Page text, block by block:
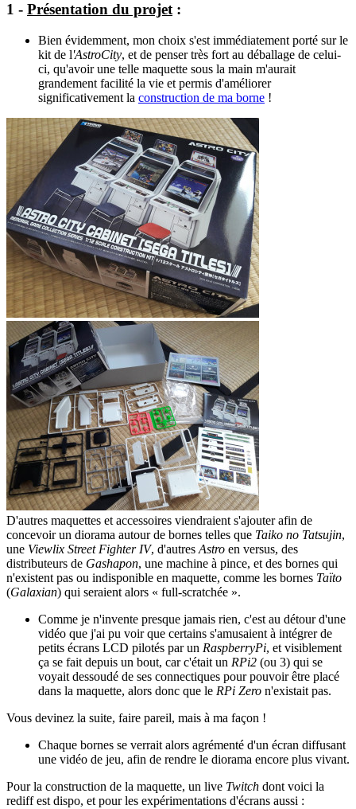
1 - Présentation du projet:
Bien évidemment, mon choix s'est immédiatement porté sur le
kit de l'AstroCity, et de penser très fort au déballage de celui-
ci, qu'avoir une telle maquette sous la main m'aurait
grandement facilité la vie et permis d'améliorer
significativement la construction de ma borne !
D'autres maquettes et accessoires viendraient s'ajouter afin de
concevoir un diorama autour de bornes telles que Taiko no Tatsujin,
une Viewlix Street Fighter IV, d'autres Astro en versus, des
distributeurs de Gashapon, une machine à pince, et des bornes qui
n'existent pas ou indisponible en maquette, comme les bornes Taïto
(Galaxian) qui seraient alors « full-scratchée ».
Comme je n'invente presque jamais rien, c'est au détour d'une
vidéo que j'ai pu voir que certains s'amusaient à intégrer de
petits écrans LCD pilotés par un RaspberryPi, et visiblement
ça se fait depuis un bout, car c'était un RPi2 (ou 3) qui se
voyait dessoudé de ses connectiques pour pouvoir être placé
dans la maquette, alors donc que le RPi Zero n'existait pas.
Vous devinez la suite, faire pareil, mais à ma façon !
Chaque bornes se verrait alors agrémenté d'un écran diffusant
une vidéo de jeu, afin de rendre le diorama encore plus vivant.
Pour la construction de la maquette, un live Twitch dont voici la
rediff est dispo, et pour les expérimentations d'écrans aussi :